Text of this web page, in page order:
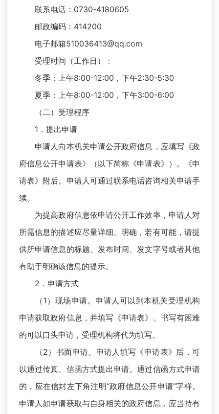
联系电话：0730-4180605
邮政编码：414200
电子邮箱510036413@qq.com
受理时间（工作日）：
冬季：上午8:00-12:00，下午2:30-5:30
夏季：上午8:00-12:00，下午3:00-6:00
（二）受理程序
1．提出申请
申请人向本机关申请公开政府信息，应填写《政
府信息公开申请表》（以下简称《申请表》）。《申
请表》附后。申请人可通过联系电话咨询相关申请手
续。
为提高政府信息依申请公开工作效率，申请人对
所需信息的描述应尽量详细、明确，若有可能，请提
供所申请信息的标题、发布时间、发文字号或者其他
有助于明确该信息的提示。
2．申请方式
（1）现场申请。申请人可以到本机关受理机构
申请获取政府信息，并填写《申请表》。书写有困难
的可以口头申请，受理机构将代为填写。
（2）书面申请。申请人填写《申请表》后，可
以通过传真、信函方式提出申请。通过信函方式申请
的，应在信封左下角注明“政府信息公开申请”字样。
申请人如申请获取与自身相关的政府信息，应当持有